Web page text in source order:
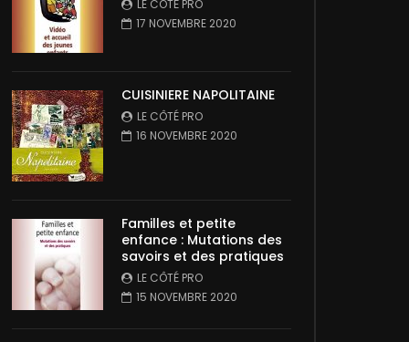
LE CÔTÉ PRO
17 NOVEMBRE 2020
CUISINIERE NAPOLITAINE
LE CÔTÉ PRO
16 NOVEMBRE 2020
Familles et petite
enfance : Mutations des
savoirs et des pratiques
LE CÔTÉ PRO
15 NOVEMBRE 2020